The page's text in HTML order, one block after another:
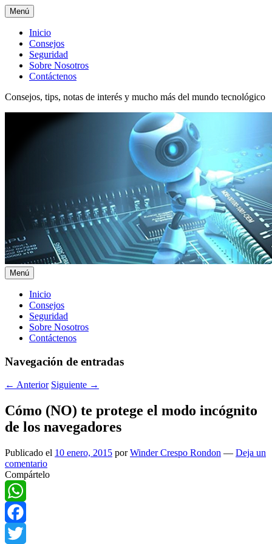
Menú
Menú
superior
Inicio
Consejos
Seguridad
Sobre Nosotros
Contáctenos
Consejos, tips, notas de interés y mucho más del mundo tecnológico
Menú
Menú
principal
Inicio
Consejos
Seguridad
Sobre Nosotros
Contáctenos
Navegación de entradas
← Anterior Siguiente →
Cómo (NO) te protege el modo incógnito
de los navegadores
Publicado el 10 enero, 2015 porWinder Crespo Rondon — Deja un
comentario
Compártelo
WhatsApp
Facebook